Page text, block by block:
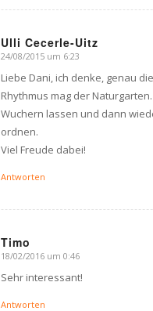
Ulli Cecerle-Uitz
says:
24/08/2015 um 6:23
Liebe Dani, ich denke, genau
Rhythmus mag der
Wuchern lassen und dann
ordnen.
Viel Freude dabei!
Antworten
Timo
says:
18/02/2016 um 0:46
Sehr interessant!
Antworten